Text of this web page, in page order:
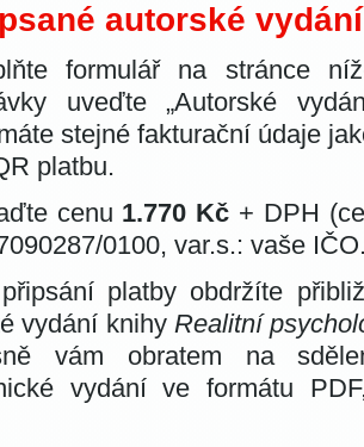
autorské
formulář na stránce
uveďte „Autorské
stejné fakturační údaje
platbu.
cenu 1.770 Kč + DPH
0100, var.s.: vaše
platby obdržíte
vydání knihy Realitní
vám obratem na
vydání ve formátu